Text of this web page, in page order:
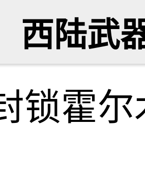
西陆武
锁霍